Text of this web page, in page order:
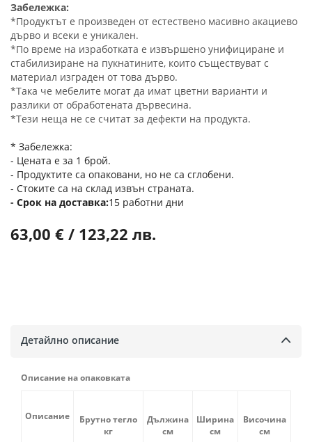
Забележка:
*Продуктът е произведен от естествено масивно акациево
дърво и всеки е уникален.
*По време на изработката е извършено унифициране и
стабилизиране на пукнатините, които съществуват с
материал изграден от това дърво.
*Така че мебелите могат да имат цветни варианти и
разлики от обработената дървесина.
*Тези неща не се считат за дефекти на продукта.
* Забележка:
- Цената е за 1 брой.
- Продуктите са опаковани, но не са сглобени.
- Стоките са на склад извън страната.
Срок на доставка 15 работни дни
63,00 € / 123,22 лв.
Детайлно описание
Описание на опаковката
Описание
Брутно тегло
кг
Дължина
см
Ширина
см
Височина
см